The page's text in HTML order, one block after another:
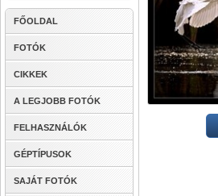
FŐOLDAL
FOTÓK
CIKKEK
A LEGJOBB FOTÓK
FELHASZNÁLÓK
GÉPTÍPUSOK
SAJÁT FOTÓK